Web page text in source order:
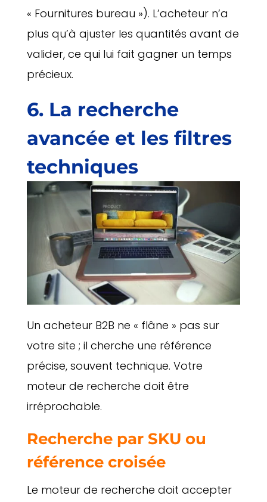
« Fournitures bureau »). L’acheteur n’a
plus qu’à ajuster les quantités avant de
valider, ce qui lui fait gagner un temps
précieux.
6. La recherche
avancée et les filtres
techniques
Un acheteur B2B ne « flâne » pas sur
votre site ; il cherche une référence
précise, souvent technique. Votre
moteur de recherche doit être
irréprochable.
Recherche par SKU ou
référence croisée
Le moteur de recherche doit accepter